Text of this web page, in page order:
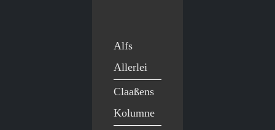
Alfs
Allerlei
Claaßens
Kolumne